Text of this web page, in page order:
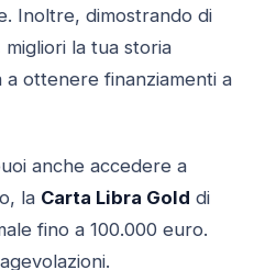
Inoltre, dimostrando di
la tua storia
a ottenere finanziamenti a
anche accedere a
la Carta Libra Gold di
fino a 100.000 euro.